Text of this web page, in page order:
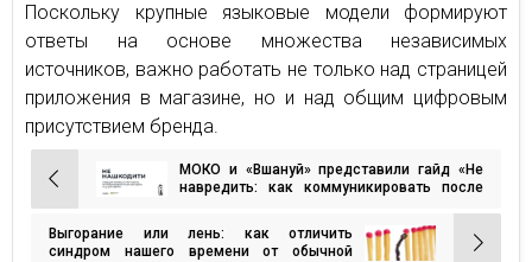
Поскольку крупные языковые модели формируют
ответы на основе множества независимых
источников, важно работать не только над страницей
приложения в магазине, но и над общим цифровым
присутствием бренда.
Навигация
по
записям
МОКО и «Вшануй» представили гайд «Не
навредить: как коммуникировать после
Выгорание или лень: как отличить
синдром нашего времени от обычной